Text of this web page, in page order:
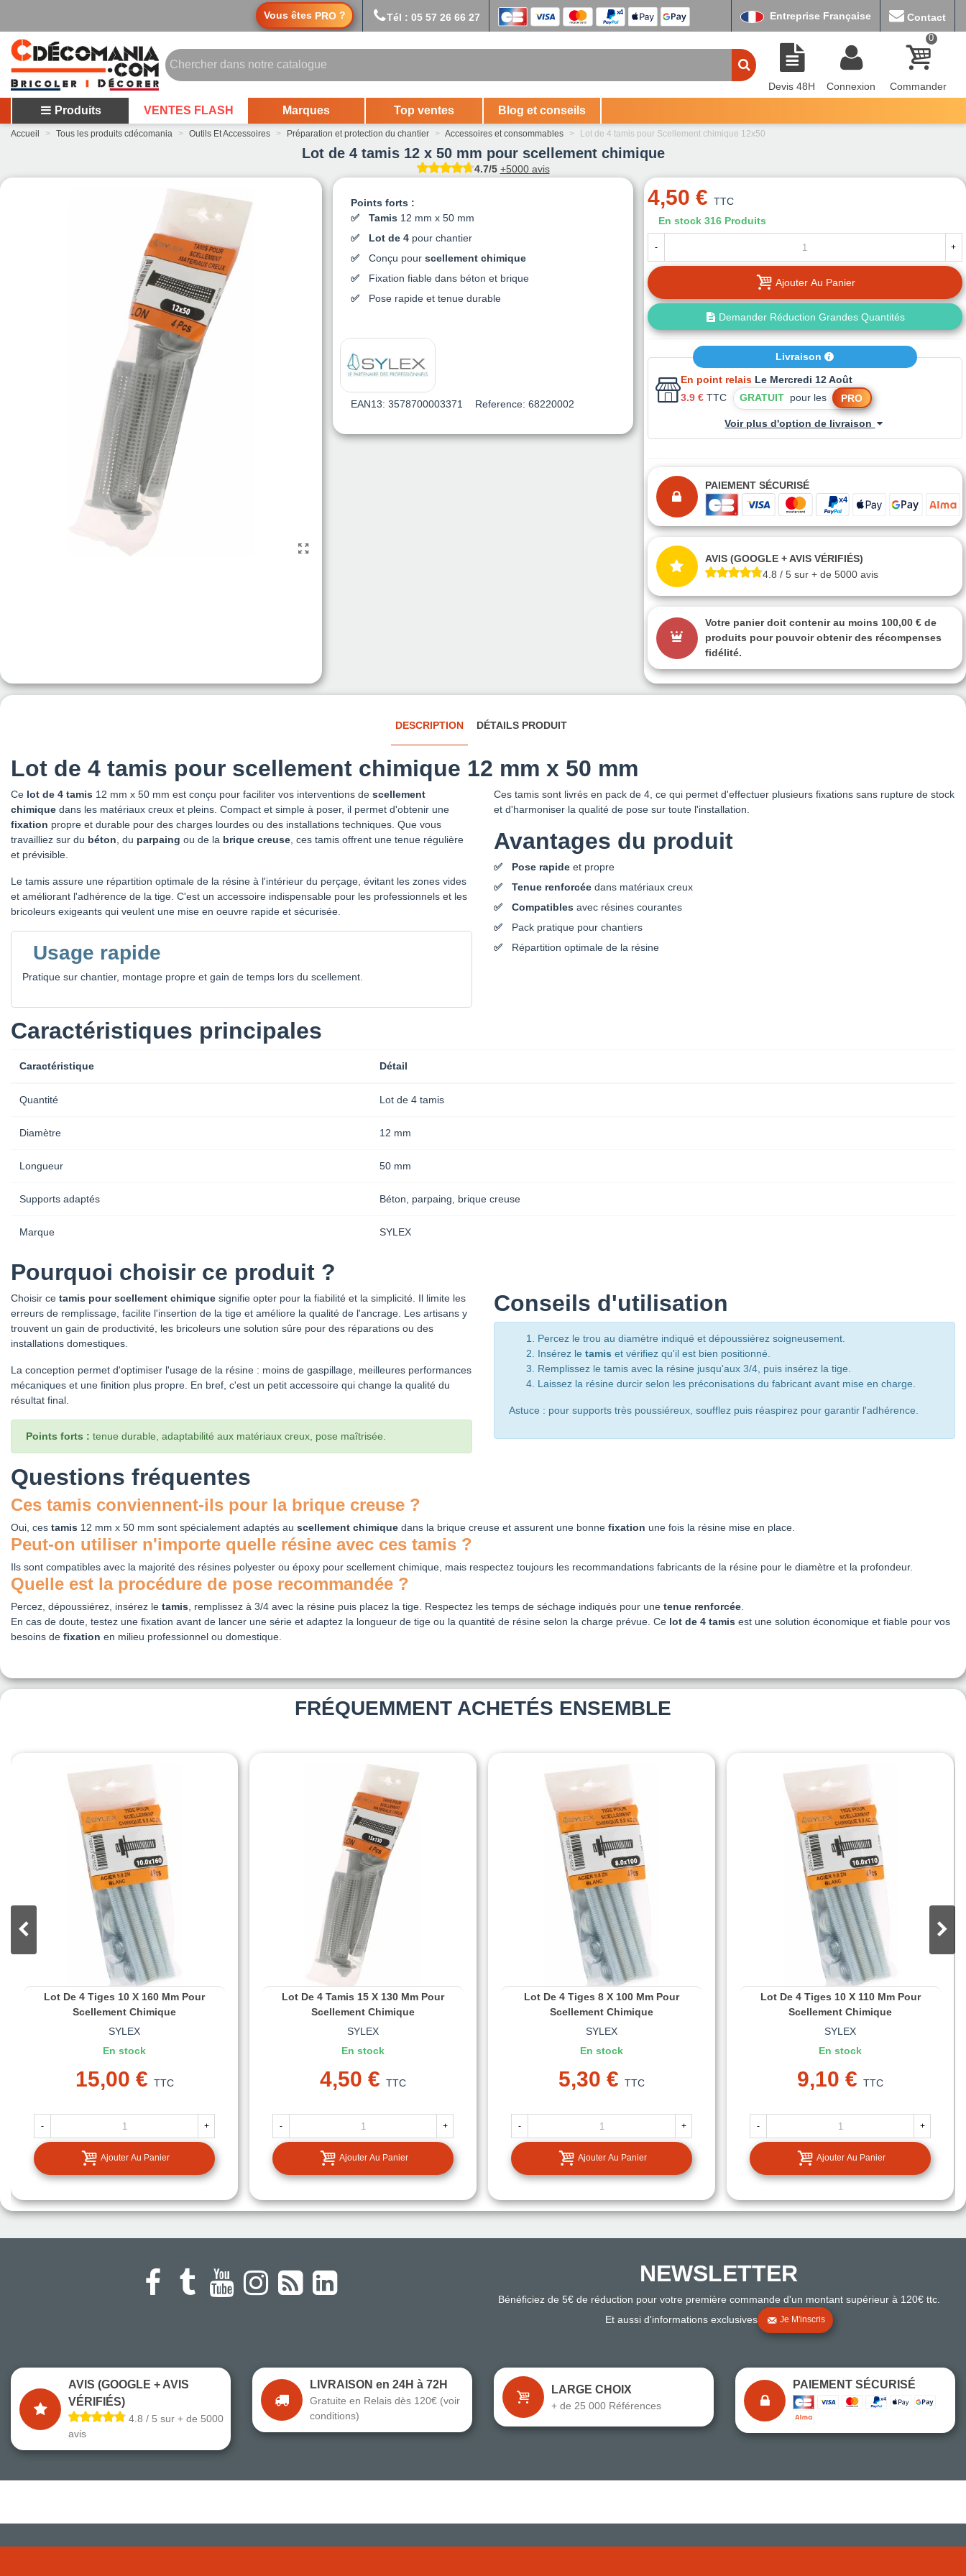
Vous êtes PRO ? Tél : 05 57 26 66 27 Entreprise Française Contact
Devis 48H Connexion
0
Commander
Produits VENTES FLASH Marques Top ventes Blog et conseils
Accueil > Tous les produits cdécomania > Outils Et Accessoires > Préparation et protection du chantier > Accessoires et consommables > Lot de 4 tamis pour Scellement chimique 12x50
Lot de 4 tamis 12 x 50 mm pour scellement chimique
4.7/5 +5000 avis
Points forts :
Tamis12 mm x 50 mm
Lot de 4pour chantier
Conçu pour scellement chimique
Fixation fiable dans béton et brique
Pose rapide et tenue durable
EAN13: 3578700003371 Reference: 68220002
4,50 € TTC
En stock 316 Produits
- +
Ajouter Au Panier
Demander Réduction Grandes Quantités
Livraison
En point relais Le Mercredi 12 Août
3.9 € TTC GRATUITpour les PRO
Voir plus d'option de livraison
PAIEMENT SÉCURISÉ
AVIS (GOOGLE + AVIS VÉRIFIÉS)
4.8 / 5 sur + de 5000 avis
Votre panier doit contenir au moins 100,00 € de
produits pour pouvoir obtenir des récompenses
fidélité.
DESCRIPTION DÉTAILS PRODUIT
Lot de 4 tamis pour scellement chimique 12 mm x 50 mm
Ce lot de 4 tamis 12 mm x 50 mm est conçu pour faciliter vos interventions de scellement
chimique dans les matériaux creux et pleins. Compact et simple à poser, il permet d'obtenir une
fixation propre et durable pour des charges lourdes ou des installations techniques. Que vous
travailliez sur du béton, du parpaing ou de la brique creuse, ces tamis offrent une tenue régulière
et prévisible.
Le tamis assure une répartition optimale de la résine à l'intérieur du perçage, évitant les zones vides
et améliorant l'adhérence de la tige. C'est un accessoire indispensable pour les professionnels et les
bricoleurs exigeants qui veulent une mise en oeuvre rapide et sécurisée.
Usage rapide
Pratique sur chantier, montage propre et gain de temps lors du scellement.
Ces tamis sont livrés en pack de 4, ce qui permet d'effectuer plusieurs fixations sans rupture de stock
et d'harmoniser la qualité de pose sur toute l'installation.
Avantages du produit
Pose rapide et propre
Tenue renforcée dans matériaux creux
Compatibles avec résines courantes
Pack pratique pour chantiers
Répartition optimale de la résine
Caractéristiques principales
Caractéristique Détail
Quantité Lot de 4 tamis
Diamètre 12 mm
Longueur 50 mm
Supports adaptés Béton, parpaing, brique creuse
Marque SYLEX
Pourquoi choisir ce produit ?
Choisir ce tamis pour scellement chimique signifie opter pour la fiabilité et la simplicité. Il limite les
erreurs de remplissage, facilite l'insertion de la tige et améliore la qualité de l'ancrage. Les artisans y
trouvent un gain de productivité, les bricoleurs une solution sûre pour des réparations ou des
installations domestiques.
La conception permet d'optimiser l'usage de la résine : moins de gaspillage, meilleures performances
mécaniques et une finition plus propre. En bref, c'est un petit accessoire qui change la qualité du
résultat final.
Points forts : tenue durable, adaptabilité aux matériaux creux, pose maîtrisée.
Conseils d'utilisation
Percez le trou au diamètre indiqué et dépoussiérez soigneusement.
Insérez le tamis et vérifiez qu'il est bien positionné.
Remplissez le tamis avec la résine jusqu'aux 3/4, puis insérez la tige.
Laissez la résine durcir selon les préconisations du fabricant avant mise en charge.
Astuce : pour supports très poussiéreux, soufflez puis réaspirez pour garantir l'adhérence.
Questions fréquentes
Ces tamis conviennent-ils pour la brique creuse ?
Oui, ces tamis 12 mm x 50 mm sont spécialement adaptés au scellement chimique dans la brique creuse et assurent une bonne fixation une fois la résine mise en place.
Peut-on utiliser n'importe quelle résine avec ces tamis ?
Ils sont compatibles avec la majorité des résines polyester ou époxy pour scellement chimique, mais respectez toujours les recommandations fabricants de la résine pour le diamètre et la profondeur.
Quelle est la procédure de pose recommandée ?
Percez, dépoussiérez, insérez le tamis, remplissez à 3/4 avec la résine puis placez la tige. Respectez les temps de séchage indiqués pour une tenue renforcée.
En cas de doute, testez une fixation avant de lancer une série et adaptez la longueur de tige ou la quantité de résine selon la charge prévue. Ce lot de 4 tamis est une solution économique et fiable pour vos
besoins de fixation en milieu professionnel ou domestique.
FRÉQUEMMENT ACHETÉS ENSEMBLE
Lot De 4 Tiges 10 X 160 Mm Pour
Scellement Chimique
SYLEX
En stock
15,00 € TTC
- +
Ajouter Au Panier
Lot De 4 Tamis 15 X 130 Mm Pour
Scellement Chimique
SYLEX
En stock
4,50 € TTC
- +
Ajouter Au Panier
Lot De 4 Tiges 8 X 100 Mm Pour
Scellement Chimique
SYLEX
En stock
5,30 € TTC
- +
Ajouter Au Panier
Lot De 4 Tiges 10 X 110 Mm Pour
Scellement Chimique
SYLEX
En stock
9,10 € TTC
- +
Ajouter Au Panier
● Exceptionnel
NEWSLETTER
Bénéficiez de 5€ de réduction pour votre première commande d'un montant supérieur à 120€ ttc.
Et aussi d'informations exclusives
Je M'inscris
AVIS (GOOGLE + AVIS
VÉRIFIÉS)
4.8 / 5 sur + de 5000
avis
LIVRAISON en 24H à 72H
Gratuite en Relais dès 120€ (voir
conditions)
LARGE CHOIX
+ de 25 000 Références
PAIEMENT SÉCURISÉ